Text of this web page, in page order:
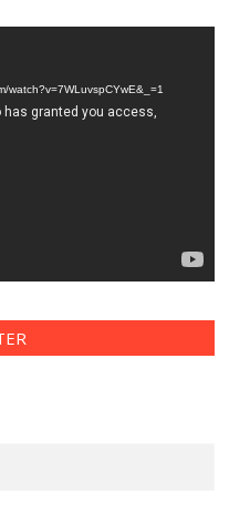
watch?v=7WLuvspCYwE&_=1